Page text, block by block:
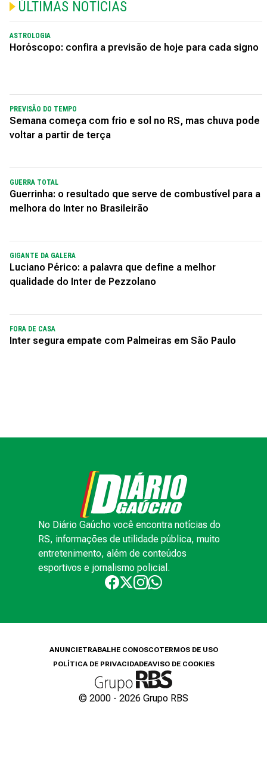
ÚLTIMAS NOTÍCIAS
ASTROLOGIA
Horóscopo: confira a previsão de hoje para cada signo
PREVISÃO DO TEMPO
Semana começa com frio e sol no RS, mas chuva pode
voltar a partir de terça
GUERRA TOTAL
Guerrinha: o resultado que serve de combustível para a
melhora do Inter no Brasileirão
GIGANTE DA GALERA
Luciano Périco: a palavra que define a melhor
qualidade do Inter de Pezzolano
FORA DE CASA
Inter segura empate com Palmeiras em São Paulo
No Diário Gaúcho você encontra notícias do
RS, informações de utilidade pública, muito
entretenimento, além de conteúdos
esportivos e jornalismo policial.
ANUNCIETRABALHE CONOSCOTERMOS DE USO
POLÍTICA DE PRIVACIDADEAVISO DE COOKIES
© 2000 - 2026 Grupo RBS